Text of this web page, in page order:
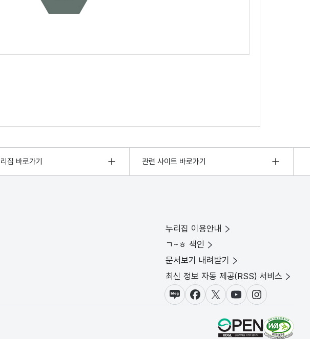
집 바로가기 관련 사이트 바로가기
누리집 이용안내
ㄱ~ㅎ 색인
문서보기 내려받기
최신 정보 자동 제공(RSS) 서비스
블로그페이스북X(트위터)
유튜브인스타그램